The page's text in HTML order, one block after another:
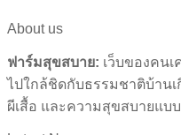
About us
ฟาร์มสุขสบาย: เว็บของคน
ไปใกล้ชิดกับธรรมชาติบ้าน
ผีเสื้อ และความสุขสบายแบ